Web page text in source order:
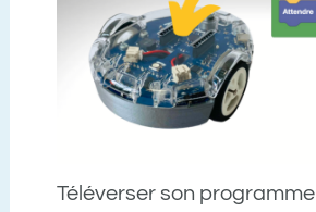
Téléverser son programme